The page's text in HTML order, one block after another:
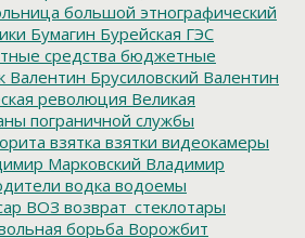
большой этнографический
Бумагин Бурейская ГЭС
средства бюджетные
Валентин Брусиловский Валентин
революция Великая
пограничной службы
взятка взятки видеокамеры
Марковский Владимир
водка водоемы
ВОЗ возврат_стеклотары
борьба Ворожбит